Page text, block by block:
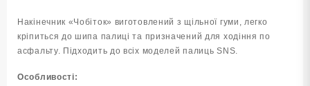
Накінечник «Чобіток» виготовлений з щільної гуми, легко
кріпиться до шипа палиці та призначений для ходіння по
асфальту. Підходить до всіх моделей палиць SNS.
Особливості: